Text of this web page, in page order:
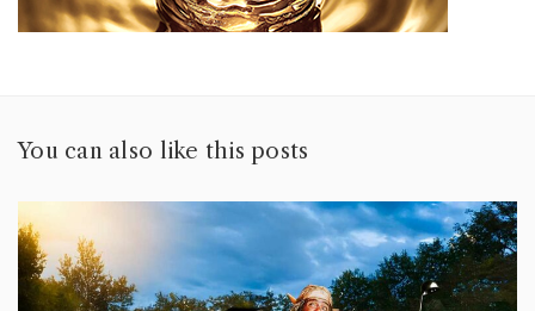
You can also like this posts